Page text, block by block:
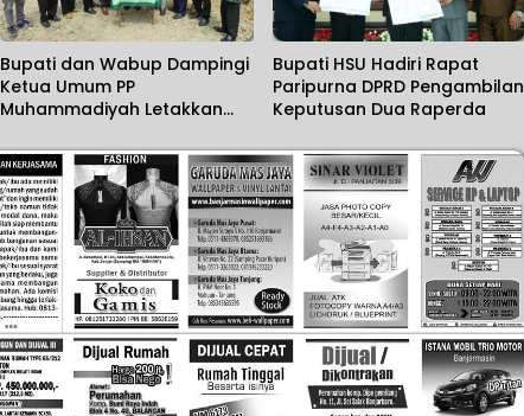
Bupati dan Wabup Dampingi
Ketua Umum PP
Muhammadiyah Letakkan
Bupati HSU Hadiri Rapat
Paripurna DPRD Pengambilan
Keputusan Dua Raperda